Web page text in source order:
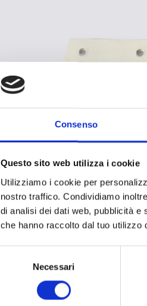
Consenso
Questo sito web utilizza i cookie
Utilizziamo i cookie per
nostro traffico. Condividiamo
di analisi dei dati web, pubblicità e
che hanno raccolto dal tuo utilizzo
Necessari